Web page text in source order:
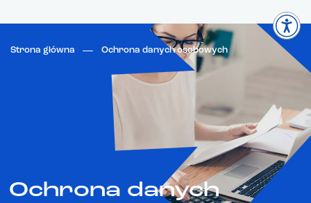
Strona główna Ochrona danych osobowych
Ochrona danych